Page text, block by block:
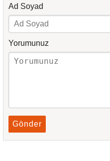
Ad Soyad
Yorumunuz
Gönder